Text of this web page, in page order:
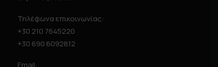
Τηλέφωνα επικοινωνίας:
+30 210 7645220
+30 690 6092812
Email: